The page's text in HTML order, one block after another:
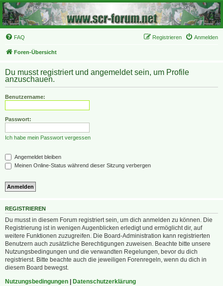
FAQ Anmelden
Registrieren
Foren-Übersicht
Du musst registriert und angemeldet sein, um Profile
anzuschauen.
Benutzername:
Passwort:
Ich habe mein Passwort vergessen
Angemeldet bleiben
Meinen Online-Status während dieser Sitzung verbergen
REGISTRIEREN
Du musst in diesem Forum registriert sein, um dich anmelden zu können. Die
Registrierung ist in wenigen Augenblicken erledigt und ermöglicht dir, auf
weitere Funktionen zuzugreifen. Die Board-Administration kann registrierten
Benutzern auch zusätzliche Berechtigungen zuweisen. Beachte bitte unsere
Nutzungsbedingungen und die verwandten Regelungen, bevor du dich
registrierst. Bitte beachte auch die jeweiligen Forenregeln, wenn du dich in
diesem Board bewegst.
Nutzungsbedingungen
Datenschutzerklärung